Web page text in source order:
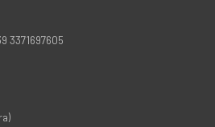
3371697605